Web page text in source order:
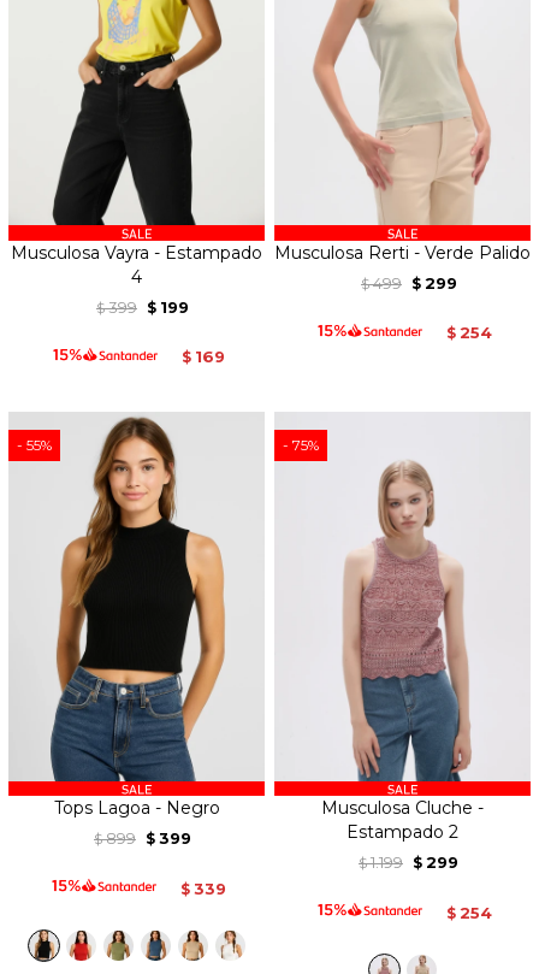
Musculosa Vayra - Estampado
4
$ 399 $ 199
$ 169
Musculosa Rerti - Verde Palido
$ 499 $ 299
$ 254
55
Tops Lagoa - Negro
$ 899 $ 399
$ 339
75
Musculosa Cluche -
Estampado 2
$ 1.199 $ 299
$ 254